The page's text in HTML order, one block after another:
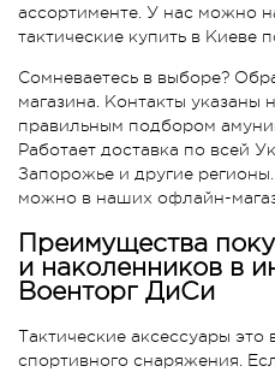
ассортименте. У нас можно
тактические купить в Киеве
Сомневаетесь в выборе?
магазина. Контакты указаны
правильным подбором
Работает доставка по всей
Запорожье и другие
можно в наших офлайн-
Преимущества
и наколенников в
Военторг ДиСи
Тактические аксессуары это
спортивного снаряжения.